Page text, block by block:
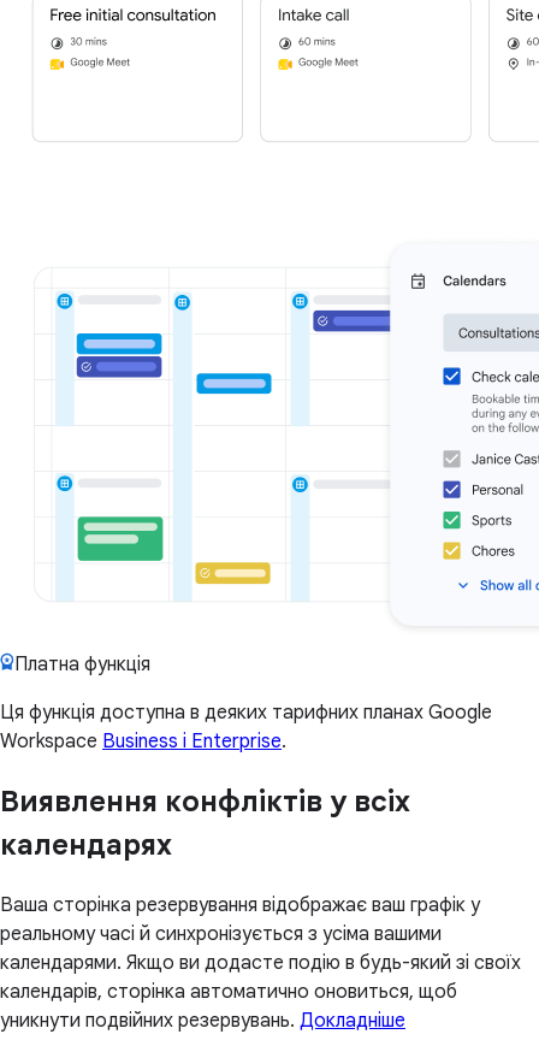
Платна функція
Ця функція доступна в деяких тарифних планах Google
Workspace Business і Enterprise.
Виявлення конфліктів у всіх
календарях
Ваша сторінка резервування відображає ваш графік у
реальному часі й синхронізується з усіма вашими
календарями. Якщо ви додасте подію в будь-який зі своїх
календарів, сторінка автоматично оновиться, щоб
уникнути подвійних резервувань. Докладніше